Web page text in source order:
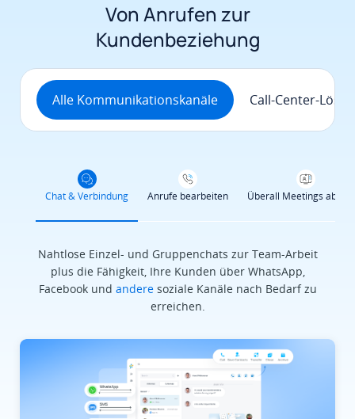
Von Anrufen zur
Kundenbeziehung
Alle Kommunikationskanäle Call-Center-
Chat & Verbindung Anrufe bearbeiten Überall Meetings
Nahtlose Einzel- und Gruppenchats zur Team-Arbeit
plus die Fähigkeit, Ihre Kunden über WhatsApp,
Facebook und anderesoziale Kanäle nach Bedarf zu
erreichen.